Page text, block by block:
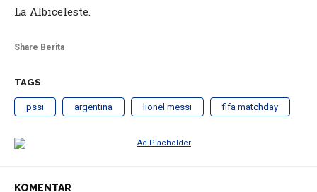
La Albiceleste.
Share Berita
TAGS
pssi argentina lionel messi fifa matchday
KOMENTAR